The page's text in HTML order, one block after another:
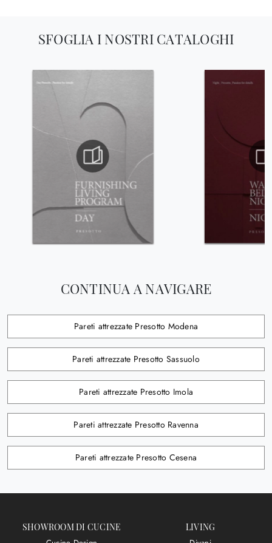
SFOGLIA I NOSTRI CATALOGHI
CONTINUA A NAVIGARE
Pareti attrezzate Presotto Modena
Pareti attrezzate Presotto Sassuolo
Pareti attrezzate Presotto Imola
Pareti attrezzate Presotto Ravenna
Pareti attrezzate Presotto Cesena
SHOWROOM DI CUCINE
LIVING